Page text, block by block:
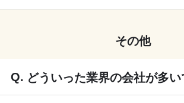
その他
どういった業界の会社が多い